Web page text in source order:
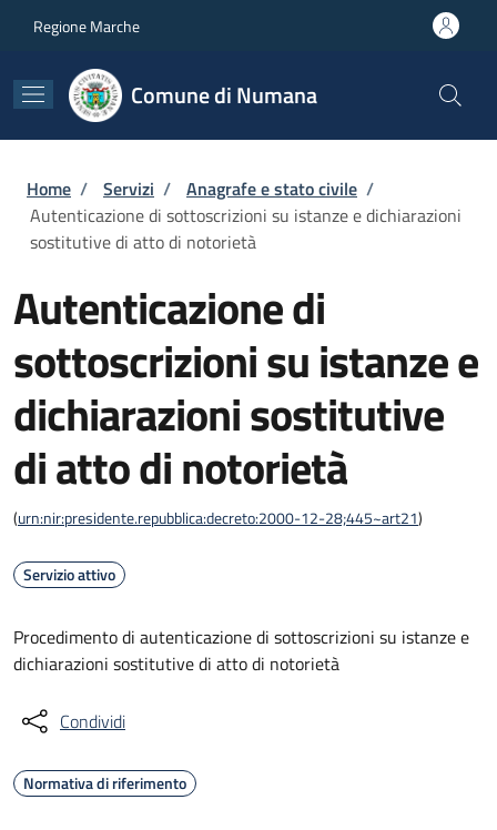
Regione Marche
Comune di Numana
Briciole di pane
Home / Servizi / Anagrafe e stato civile /
Autenticazione di sottoscrizioni su istanze e dichiarazioni
sostitutive di atto di notorietà
Autenticazione di
sottoscrizioni su istanze e
dichiarazioni sostitutive
di atto di notorietà
(urn:nir:presidente.repubblica:decreto:2000-12-28;445~art21)
Servizio attivo
Procedimento di autenticazione di sottoscrizioni su istanze e
dichiarazioni sostitutive di atto di notorietà
Condividi
Normativa di riferimento